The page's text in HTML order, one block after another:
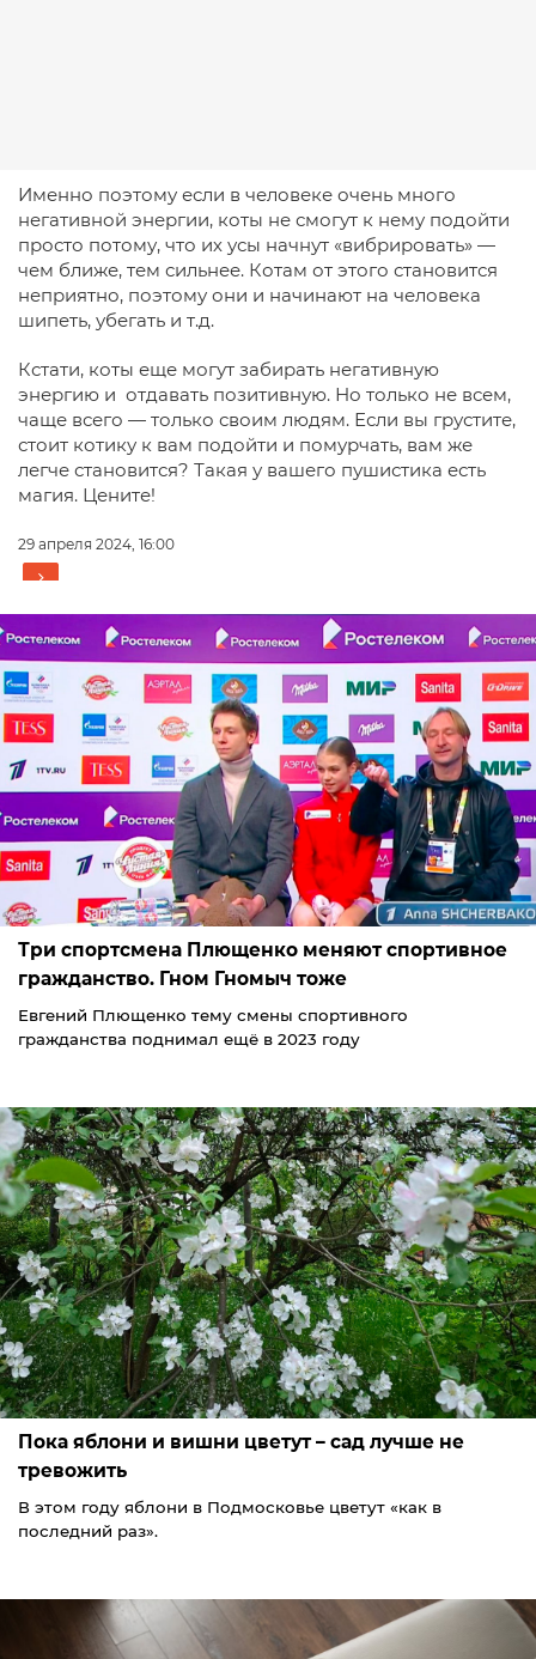
Именно поэтому если в человеке очень много
негативной энергии, коты не смогут к нему подойти
просто потому, что их усы начнут «вибрировать» —
чем ближе, тем сильнее. Котам от этого становится
неприятно, поэтому они и начинают на человека
шипеть, убегать и т.д.
Кстати, коты еще могут забирать негативную
энергию и отдавать позитивную. Но только не всем,
чаще всего — только своим людям. Если вы грустите,
стоит котику к вам подойти и помурчать, вам же
легче становится? Такая у вашего пушистика есть
магия. Цените!
29 апреля 2024, 16:00
Три спортсмена Плющенко меняют спортивное
гражданство. Гном Гномыч тоже
Евгений Плющенко тему смены спортивного
гражданства поднимал ещё в 2023 году
Пока яблони и вишни цветут – сад лучше не
тревожить
В этом году яблони в Подмосковье цветут «как в
последний раз».